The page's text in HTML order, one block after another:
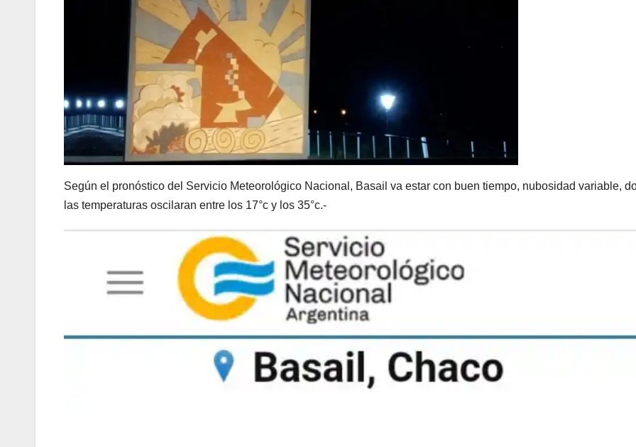
Según el pronóstico del Servicio Meteorológico Nacional, Basail va estar con buen tiempo, nubosidad variable,
las temperaturas oscilaran entre los 17°c y los 35°c.-